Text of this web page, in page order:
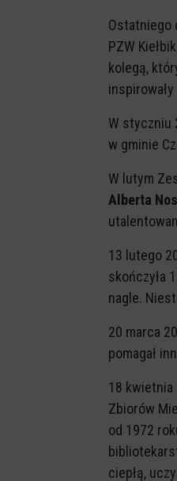
Ostatniego
PZW
kolegą,
W styczniu
w gminie
W lutym
Alberta
13 lutego
skończyła
nagle.
20 marca
pomagał
18 kwietnia
Zbiorów
od 1972
ciepłą,